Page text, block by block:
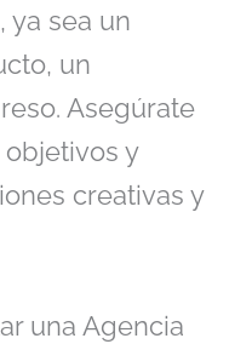
ya sea un
un
Asegúrate
y
creativas y
una Agencia